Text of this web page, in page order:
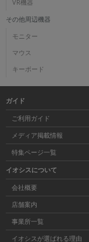
VR機器
その他周辺機器
モニター
マウス
キーボード
ガイド
ご利用ガイド
メディア掲載情報
特集ページ一覧
イオシスについて
会社概要
店舗案内
事業所一覧
イオシスが選ばれる理由